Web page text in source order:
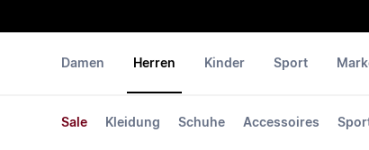
Damen Herren
Sale Kleidung Schuhe Accessoires
Kinder Sport